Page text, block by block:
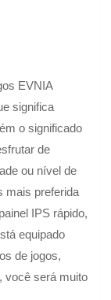
EVNIA
significa
o significado
de
ou nível de
mais preferida
IPS rápido,
equipado
de jogos,
você será muito